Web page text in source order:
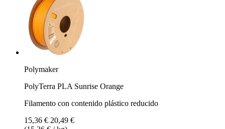
Polymaker
PolyTerra PLA Sunrise Orange
Filamento con contenido plástico reducido
15,36 € 20,49 €